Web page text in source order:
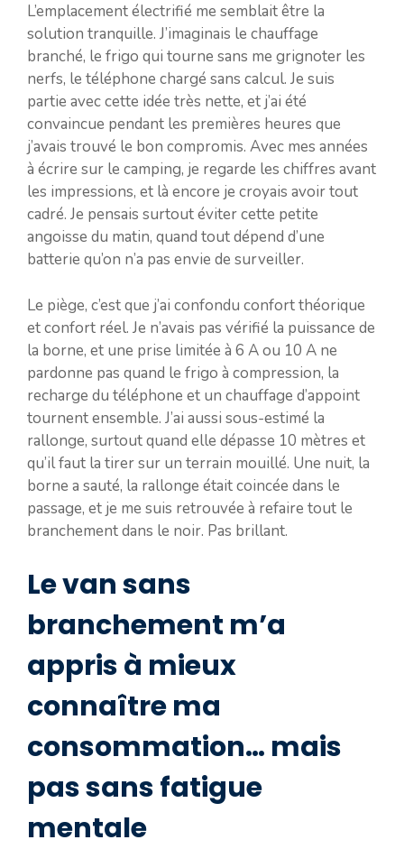
L’emplacement électrifié me semblait être la
solution tranquille. J’imaginais le chauffage
branché, le frigo qui tourne sans me grignoter les
nerfs, le téléphone chargé sans calcul. Je suis
partie avec cette idée très nette, et j’ai été
convaincue pendant les premières heures que
j’avais trouvé le bon compromis. Avec mes années
à écrire sur le camping, je regarde les chiffres avant
les impressions, et là encore je croyais avoir tout
cadré. Je pensais surtout éviter cette petite
angoisse du matin, quand tout dépend d’une
batterie qu’on n’a pas envie de surveiller.
Le piège, c’est que j’ai confondu confort théorique
et confort réel. Je n’avais pas vérifié la puissance de
la borne, et une prise limitée à 6 A ou 10 A ne
pardonne pas quand le frigo à compression, la
recharge du téléphone et un chauffage d’appoint
tournent ensemble. J’ai aussi sous-estimé la
rallonge, surtout quand elle dépasse 10 mètres et
qu’il faut la tirer sur un terrain mouillé. Une nuit, la
borne a sauté, la rallonge était coincée dans le
passage, et je me suis retrouvée à refaire tout le
branchement dans le noir. Pas brillant.
Le van sans
branchement m’a
appris à mieux
connaître ma
consommation… mais
pas sans fatigue
mentale